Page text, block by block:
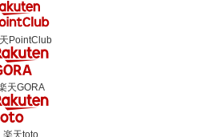
PointClub
天GORA